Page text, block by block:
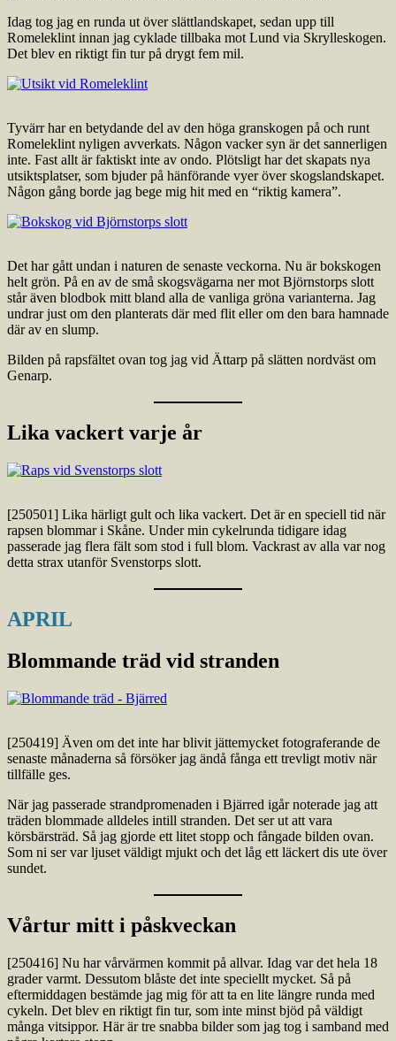
Idag tog jag en runda ut över slättlandskapet, sedan upp till
Romeleklint innan jag cyklade tillbaka mot Lund via Skrylleskogen.
Det blev en riktigt fin tur på drygt fem mil.
Tyvärr har en betydande del av den höga granskogen på och runt
Romeleklint nyligen avverkats. Någon vacker syn är det sannerligen
inte. Fast allt är faktiskt inte av ondo. Plötsligt har det skapats nya
utsiktsplatser, som bjuder på hänförande vyer över skogslandskapet.
Någon gång borde jag bege mig hit med en “riktig kamera”.
Det har gått undan i naturen de senaste veckorna. Nu är bokskogen
helt grön. På en av de små skogsvägarna ner mot Björnstorps slott
står även blodbok mitt bland alla de vanliga gröna varianterna. Jag
undrar just om den planterats där med flit eller om den bara hamnade
där av en slump.
Bilden på rapsfältet ovan tog jag vid Ättarp på slätten nordväst om
Genarp.
Lika vackert varje år
[250501] Lika härligt gult och lika vackert. Det är en speciell tid när
rapsen blommar i Skåne. Under min cykelrunda tidigare idag
passerade jag flera fält som stod i full blom. Vackrast av alla var nog
detta strax utanför Svenstorps slott.
APRIL
Blommande träd vid stranden
[250419] Även om det inte har blivit jättemycket fotograferande de
senaste månaderna så försöker jag ändå fånga ett trevligt motiv när
tillfälle ges.
När jag passerade strandpromenaden i Bjärred igår noterade jag att
träden blommade alldeles intill stranden. Det ser ut att vara
körsbärsträd. Så jag gjorde ett litet stopp och fångade bilden ovan.
Som ni ser var ljuset väldigt mjukt och det låg ett läckert dis ute över
sundet.
Vårtur mitt i påskveckan
[250416] Nu har vårvärmen kommit på allvar. Idag var det hela 18
grader varmt. Dessutom blåste det inte speciellt mycket. Så på
eftermiddagen bestämde jag mig för att ta en lite längre runda med
cykeln. Det blev en riktigt fin tur, som inte minst bjöd på väldigt
många vitsippor. Här är tre snabba bilder som jag tog i samband med